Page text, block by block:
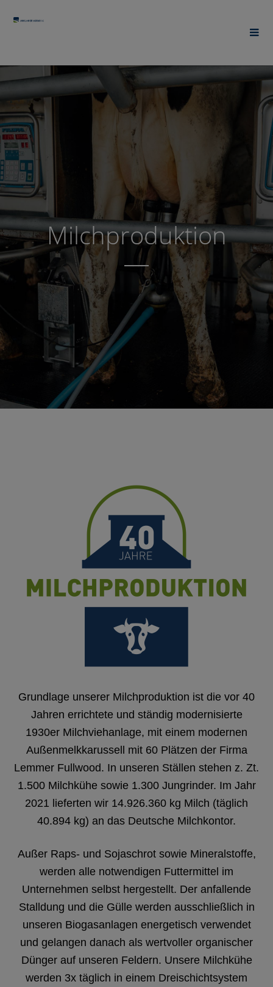
Milchproduktion
Grundlage unserer Milchproduktion ist die vor 40
Jahren errichtete und ständig modernisierte
1930er Milchviehanlage, mit einem modernen
Außenmelkkarussell mit 60 Plätzen der Firma
Lemmer Fullwood. In unseren Ställen stehen z. Zt.
1.500 Milchkühe sowie 1.300 Jungrinder. Im Jahr
2021 lieferten wir 14.926.360 kg Milch (täglich
40.894 kg) an das Deutsche Milchkontor.
Außer Raps- und Sojaschrot sowie Mineralstoffe,
werden alle notwendigen Futtermittel im
Unternehmen selbst hergestellt. Der anfallende
Stalldung und die Gülle werden ausschließlich in
unseren Biogasanlagen energetisch verwendet
und gelangen danach als wertvoller organischer
Dünger auf unseren Feldern. Unsere Milchkühe
werden 3x täglich in einem Dreischichtsystem